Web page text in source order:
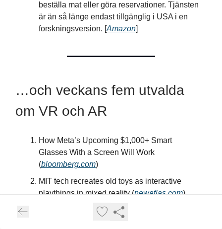
beställa mat eller göra reservationer. Tjänsten
är än så länge endast tillgänglig i USA i en
forskningsversion. [Amazon]
…och veckans fem utvalda
om VR och AR
How Meta’s Upcoming $1,000+ Smart
Glasses With a Screen Will Work
(bloomberg.com)
MIT tech recreates old toys as interactive
playthings in mixed reality (newatlas.com)
VR isn’t just fun. It’s a new hope for early